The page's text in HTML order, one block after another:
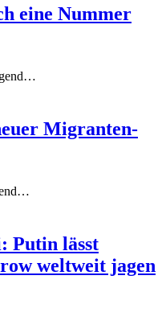
eine Nummer
Migranten-
Putin lässt
weltweit jagen